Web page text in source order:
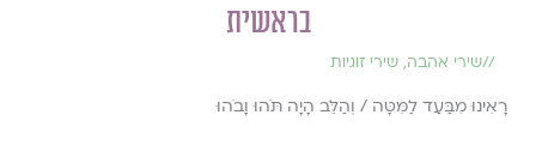
בראשית
//שירי אהבה, שירי זוגיות
רָאִינוּ מִבַּעַד לַמִּטָּה / וְהַלֵּב הָיָה תֹּהוּ וָבֹהוּ